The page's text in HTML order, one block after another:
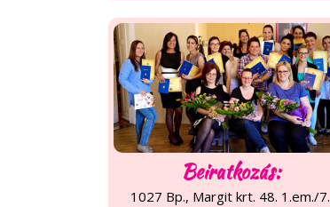
Beiratkozás:
1027 Bp., Margit krt. 48. 1.em./7.